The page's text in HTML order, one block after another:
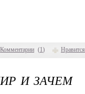
Комментарии (1) Нравится
И ЗАЧЕМ